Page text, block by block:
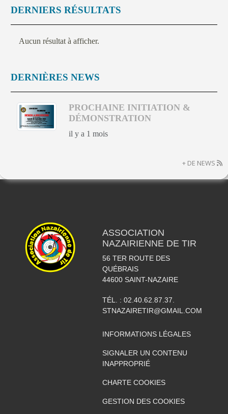
DERNIERS RÉSULTATS
Aucun résultat à afficher.
DERNIÈRES NEWS
PROCHAINE INITIATION &
DÉMONSTRATION
il y a 1 mois
+ DE NEWS
ASSOCIATION
NAZAIRIENNE DE TIR
56 TER ROUTE DES
QUÉBRAIS
44600 SAINT-NAZAIRE
TÉL. : 02.40.62.87.37.
STNAZAIRETIR@GMAIL.COM
INFORMATIONS LÉGALES
SIGNALER UN CONTENU
INAPPROPRIÉ
CHARTE COOKIES
GESTION DES COOKIES